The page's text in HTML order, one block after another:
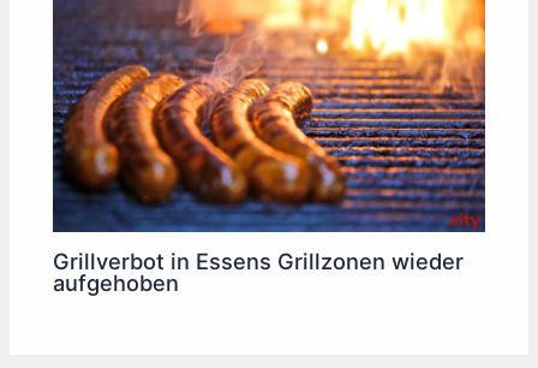
Grillverbot in Essens Grillzonen wieder
aufgehoben